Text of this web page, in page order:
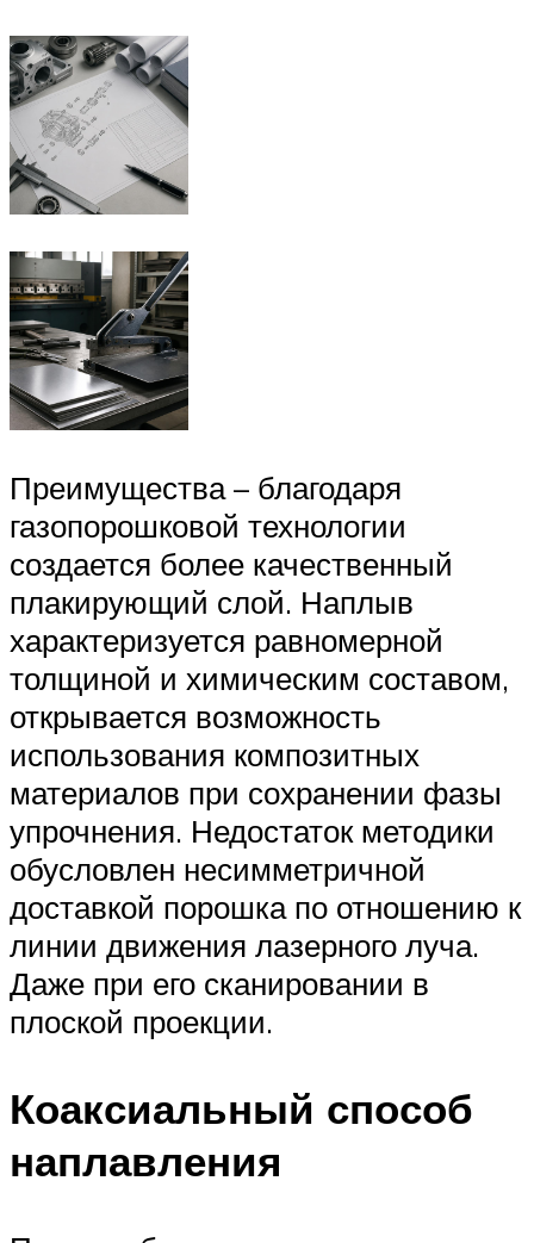
Преимущества – благодаря
газопорошковой технологии
создается более качественный
плакирующий слой. Наплыв
характеризуется равномерной
толщиной и химическим составом,
открывается возможность
использования композитных
материалов при сохранении фазы
упрочнения. Недостаток методики
обусловлен несимметричной
доставкой порошка по отношению к
линии движения лазерного луча.
Даже при его сканировании в
плоской проекции.
Коаксиальный способ
наплавления